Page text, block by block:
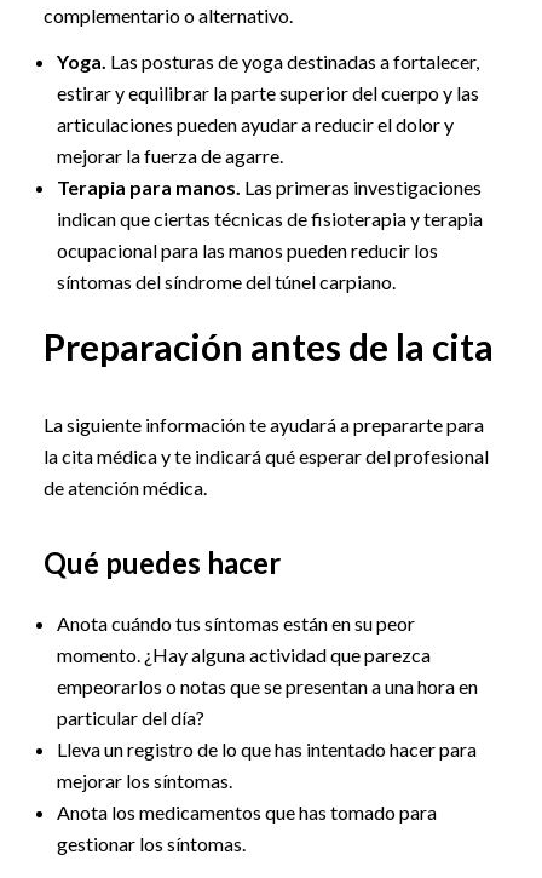
complementario o alternativo.
Yoga. Las posturas de yoga destinadas a fortalecer,
estirar y equilibrar la parte superior del cuerpo y las
articulaciones pueden ayudar a reducir el dolor y
mejorar la fuerza de agarre.
Terapia para manos. Las primeras investigaciones
indican que ciertas técnicas de fisioterapia y terapia
ocupacional para las manos pueden reducir los
síntomas del síndrome del túnel carpiano.
Preparación antes de la cita
La siguiente información te ayudará a prepararte para
la cita médica y te indicará qué esperar del profesional
de atención médica.
Qué puedes hacer
Anota cuándo tus síntomas están en su peor
momento. ¿Hay alguna actividad que parezca
empeorarlos o notas que se presentan a una hora en
particular del día?
Lleva un registro de lo que has intentado hacer para
mejorar los síntomas.
Anota los medicamentos que has tomado para
gestionar los síntomas.